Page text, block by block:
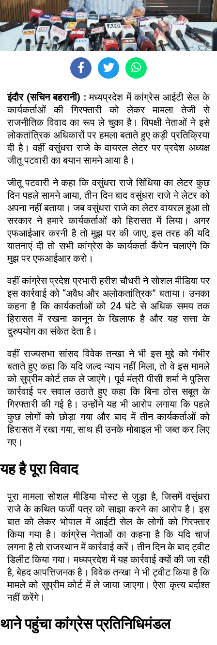
इंदौर (सचिन बहरानी) :मध्यप्रदेश में कांग्रेस आईटी सेल के
कार्यकर्ताओं की गिरफ्तारी को लेकर मामला तेजी से
राजनीतिक विवाद का रूप ले चुका है। विपक्षी नेताओं ने इसे
लोकतांत्रिक अधिकारों पर हमला बताते हुए कड़ी प्रतिक्रिया
दी है। वहीं वसुंधरा राजे के वायरल लेटर पर प्रदेश अध्यक्ष
जीतू पटवारी का बयान सामने आया है।
जीतू पटवारी ने कहा कि वसुंधरा राजे सिंधिया का लेटर कुछ
दिन पहले सामने आया, तीन दिन बाद वसुंधरा राजे ने लेटर को
अपना नहीं बताया। जब वसुंधरा राजे का लेटर वायरल हुआ तो
सरकार ने हमारे कार्यकर्ताओं को हिरासत में लिया। अगर
एफआईआर करनी है तो मुझ पर की जाए, इस तरह की यदि
यातनाएं दी तो सभी कांग्रेस के कार्यकर्ता कैंपेन चलाएंगे कि
मुझ पर एफआईआर करो।
वहीं कांग्रेस प्रदेश प्रभारी हरीश चौधरी ने सोशल मीडिया पर
इस कार्रवाई को “अवैध और अलोकतांत्रिक” बताया। उनका
कहना है कि कार्यकर्ताओं को 24 घंटे से अधिक समय तक
हिरासत में रखना कानून के खिलाफ है और यह सत्ता के
दुरुपयोग का संकेत देता है।
वहीं राज्यसभा सांसद विवेक तन्खा ने भी इस मुद्दे को गंभीर
बताते हुए कहा कि यदि जल्द न्याय नहीं मिला, तो वे इस मामले
को सुप्रीम कोर्ट तक ले जाएंगे। पूर्व मंत्री पीसी शर्मा ने पुलिस
कार्रवाई पर सवाल उठाते हुए कहा कि बिना ठोस सबूत के
गिरफ्तारी की गई है। उन्होंने यह भी आरोप लगाया कि पहले
कुछ लोगों को छोड़ा गया और बाद में तीन कार्यकर्ताओं को
हिरासत में रखा गया, साथ ही उनके मोबाइल भी जब्त कर लिए
गए।
यह है पूरा विवाद
पूरा मामला सोशल मीडिया पोस्ट से जुड़ा है, जिसमें वसुंधरा
राजे के कथित फर्जी पत्र को साझा करने का आरोप है। इस
बात को लेकर भोपाल में आईटी सेल के लोगों को गिरफ्तार
किया गया है। कांग्रेस नेताओं का कहना है कि यदि चार्ज
लगना है तो राजस्थान में कार्रवाई करें। तीन दिन के बाद ट्वीट
डिलीट किया गया। मध्यप्रदेश में यह कार्रवाई क्यों की जा रही
है, बेहद आपत्तिजनक है। विवेक तन्खा ने भी ट्वीट किया है कि
मामले को सुप्रीम कोर्ट में ले जाया जाएगा। ऐसा कृत्य बर्दाश्त
नहीं करेंगे।
थाने पहुंचा कांग्रेस प्रतिनिधिमंडल